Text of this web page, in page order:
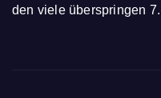
den viele überspringen